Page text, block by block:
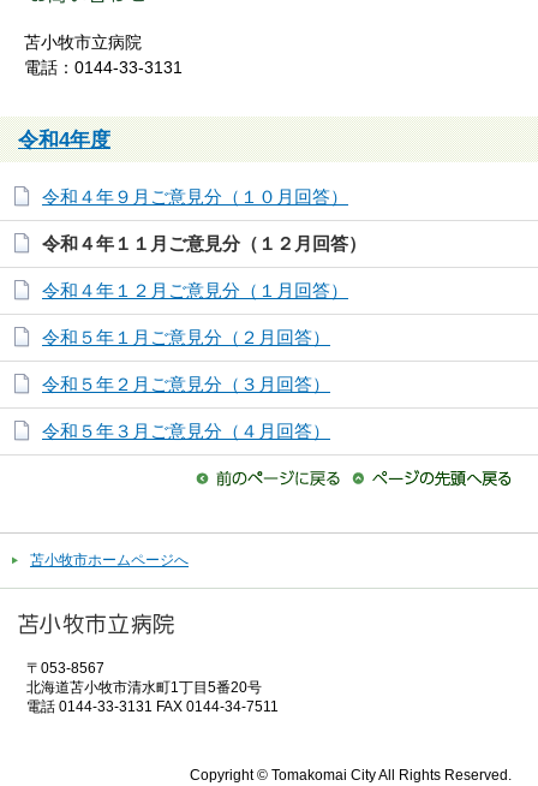
苫小牧市立病院
電話：0144-33-3131
令和4年度
令和４年９月ご意見分（１０月回答）
令和４年１１月ご意見分（１２月回答）
令和４年１２月ご意見分（１月回答）
令和５年１月ご意見分（２月回答）
令和５年２月ご意見分（３月回答）
令和５年３月ご意見分（４月回答）
苫小牧市ホームページへ
〒053-8567
北海道苫小牧市清水町1丁目5番20号
電話 0144-33-3131 FAX 0144-34-7511
Copyright © Tomakomai City All Rights Reserved.